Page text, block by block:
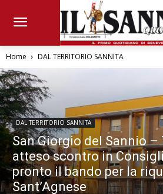
Home DAL TERRITORIO SANNITA
DAL TERRITORIO SANNITA
San Giorgio del Sannio
atteso scontro in
pronto il bando per la
Sant’Agnese